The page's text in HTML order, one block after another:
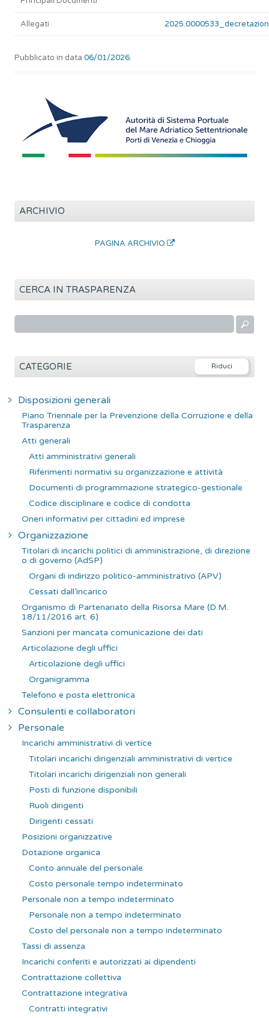
Allegati
Pubblicato in data 06/01/2026.
ARCHIVIO
PAGINA ARCHIVIO
CERCA IN TRASPARENZA
r
CATEGORIE
Disposizioni generali
Piano Triennale per la Prevenzione della Corruzione e della
Trasparenza
Atti generali
Atti amministrativi generali
Riferimenti normativi su organizzazione e attività
Documenti di programmazione strategico-gestionale
Codice disciplinare e codice di condotta
Oneri informativi per cittadini ed imprese
Organizzazione
Titolari di incarichi politici di amministrazione, di direzione
o di governo (AdSP)
Organi di indirizzo politico-amministrativo (APV)
Cessati dall’incarico
Organismo di Partenariato della Risorsa Mare (D.M.
18/11/2016 art. 6)
Sanzioni per mancata comunicazione dei dati
Articolazione degli uffici
Articolazione degli uffici
Organigramma
Telefono e posta elettronica
Consulenti e collaboratori
Personale
Incarichi amministrativi di vertice
Titolari incarichi dirigenziali amministrativi di vertice
Titolari incarichi dirigenziali non generali
Posti di funzione disponibili
Ruoli dirigenti
Dirigenti cessati
Posizioni organizzative
Dotazione organica
Conto annuale del personale
Costo personale tempo indeterminato
Personale non a tempo indeterminato
Personale non a tempo indeterminato
Costo del personale non a tempo indeterminato
Tassi di assenza
Incarichi conferiti e autorizzati ai dipendenti
Contrattazione collettiva
Contrattazione integrativa
Contratti integrativi